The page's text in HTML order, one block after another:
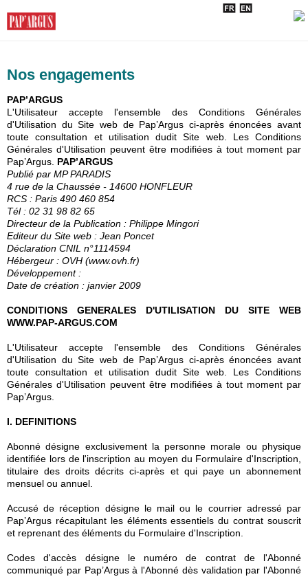
Nos engagements
PAP’ARGUS
L'Utilisateur accepte l'ensemble des Conditions Générales
d'Utilisation du Site web de Pap’Argus ci-après énoncées avant
toute consultation et utilisation dudit Site web. Les Conditions
Générales d'Utilisation peuvent être modifiées à tout moment par
Pap’Argus. PAP’ARGUS
Publié par MP PARADIS
4 rue de la Chaussée - 14600 HONFLEUR
RCS : Paris 490 460 854
Tél : 02 31 98 82 65
Directeur de la Publication : Philippe Mingori
Editeur du Site web : Jean Poncet
Déclaration CNIL n°1114594
Hébergeur : OVH (www.ovh.fr)
Développement :
Date de création : janvier 2009
CONDITIONS GENERALES D'UTILISATION DU SITE WEB
WWW.PAP-ARGUS.COM
L'Utilisateur accepte l'ensemble des Conditions Générales
d'Utilisation du Site web de Pap’Argus ci-après énoncées avant
toute consultation et utilisation dudit Site web. Les Conditions
Générales d'Utilisation peuvent être modifiées à tout moment par
Pap’Argus.
I. DEFINITIONS
Abonné désigne exclusivement la personne morale ou physique
identifiée lors de l'inscription au moyen du Formulaire d'Inscription,
titulaire des droits décrits ci-après et qui paye un abonnement
mensuel ou annuel.
Accusé de réception désigne le mail ou le courrier adressé par
Pap’Argus récapitulant les éléments essentiels du contrat souscrit
et reprenant des éléments du Formulaire d'Inscription.
Codes d'accès désigne le numéro de contrat de l'Abonné
communiqué par Pap’Argus à l'Abonné dès validation par l'Abonné